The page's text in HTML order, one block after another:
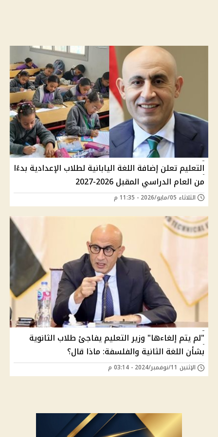
التعليم تعلن إضافة اللغة اليابانية لطلاب الإعدادية بدءًا
من العام الدراسي المقبل 2026-2027
الثلاثاء 05/مايو/2026 - 11:35 م
"لم يتم إلغاءها" وزير التعليم يفاجئ طلاب الثانوية
بشأن اللغة الثانية والفلسفة: ماذا قال؟
الإثنين 11/نوفمبر/2024 - 03:14 م